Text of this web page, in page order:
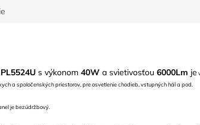
PL5524U s výkonom 40W a svietivosťou 6000Lm je
a spoločenských priestorov, pre osvetlenie chodieb, vstupných hál a pod.
je bezúdržbový.